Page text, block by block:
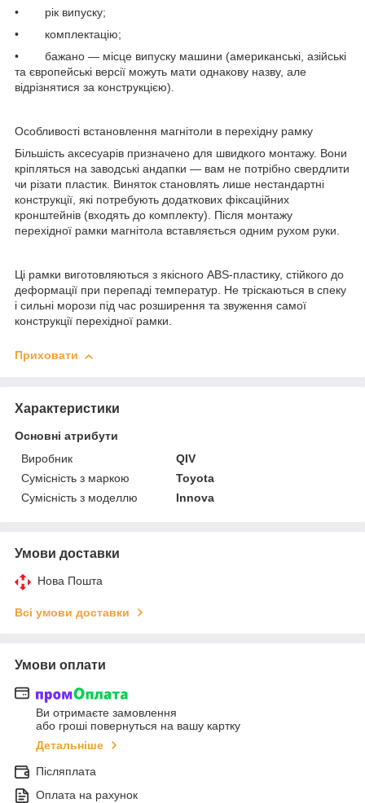
• рік випуску;
• комплектацію;
• бажано — місце випуску машини (американські, азійські
та європейські версії можуть мати однакову назву, але
відрізнятися за конструкцією).
Особливості встановлення магнітоли в перехідну рамку
Більшість аксесуарів призначено для швидкого монтажу. Вони
кріпляться на заводські андапки — вам не потрібно свердлити
чи різати пластик. Виняток становлять лише нестандартні
конструкції, які потребують додаткових фіксаційних
кронштейнів (входять до комплекту). Після монтажу
перехідної рамки магнітола вставляється одним рухом руки.
Ці рамки виготовляються з якісного ABS-пластику, стійкого до
деформації при перепаді температур. Не тріскаються в спеку
і сильні морози під час розширення та звуження самої
конструкції перехідної рамки.
Приховати
Характеристики
Основні атрибути
Виробник
QIV
Сумісність з маркою
Toyota
Сумісність з моделлю
Innova
Умови доставки
Нова Пошта
Всі умови доставки
Умови оплати
Ви отримаєте замовлення
або гроші повернуться на вашу картку
Детальніше
Післяплата
Оплата на рахунок